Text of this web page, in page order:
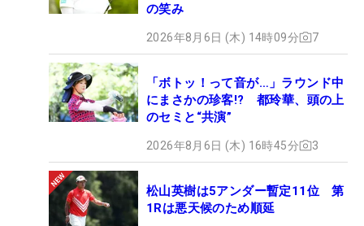
の笑み
2026年8月6日 (木) 14時09分 7
「ボトッ！って音が…」ラウンド中
にまさかの珍客!? 都玲華、頭の上
のセミと“共演”
2026年8月6日 (木) 16時45分 3
松山英樹は5アンダー暫定11位 第
1Rは悪天候のため順延